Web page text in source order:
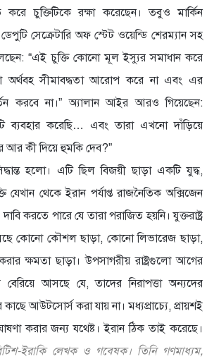
করে চুক্তিটিকে রক্ষা করেছেন। তবুও মার্কিন
সেক্রেটারি অফ স্টেট ওয়েন্ডি শেরম্যান সহ
“এই চুক্তি কোনো মূল ইস্যুর সমাধান করে
অর্থবহ সীমাবদ্ধতা আরোপ করে না এবং এর
করবে না।” অ্যালান আইর আরও গিয়েছেন:
ব্যবহার করেছি… এবং তারা এখনো দাঁড়িয়ে
কী দিয়ে হুমকি দেব?”
হলো। এটি ছিল বিজয়ী ছাড়া একটি যুদ্ধ,
থেকে ইরান পর্যাপ্ত রাজনৈতিক অক্সিজেন
করতে পারে যে তারা পরাজিত হয়নি। যুক্তরাষ্ট্র
কোনো কৌশল ছাড়া, কোনো লিভারেজ ছাড়া,
ক্ষমতা ছাড়া। উপসাগরীয় রাষ্ট্রগুলো আগের
আসছে যে, তাদের নিরাপত্তা অন্যদের
কাছে আউটসোর্স করা যায় না। মধ্যপ্রাচ্যে, প্রায়শই
করার জন্য যথেষ্ট। ইরান ঠিক তাই করেছে।
ইরাকি লেখক ও গবেষক। তিনি গণমাধ্যম,